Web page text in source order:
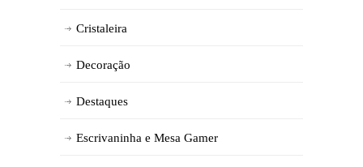
Cristaleira
Decoração
Destaques
Escrivaninha e Mesa Gamer